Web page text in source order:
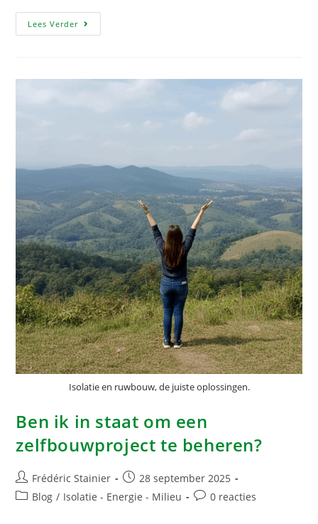
Lees Verder
Isolatie en ruwbouw, de juiste oplossingen.
Ben ik in staat om een
zelfbouwproject te beheren?
Frédéric Stainier
28 september 2025
Blog / Isolatie - Energie - Milieu 0 reacties